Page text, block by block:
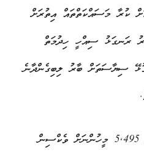
ކުރާ މަސައްކަތްތައް އިތުރަށް
ރަނގަޅު ސިއްހީ ހިދުމަތް
ސިޔާސަތަށް ބާރު ލިބިގެންދާނެ
މި ޕްރޮގްރާމްގެ ދަށުން މިހާތަނަށް 5,495 މީހުންނަށް ވެކްސިން